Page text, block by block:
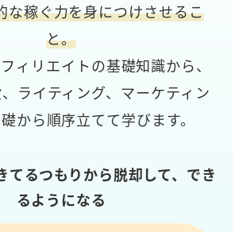
な稼ぐ力を身につけさせるこ
と。
ィリエイトの基礎知識から、
ライティング、マーケティン
から順序立てて学びます。
てるつもりから脱却して、でき
るようになる